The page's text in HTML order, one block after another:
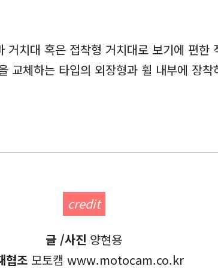
치대 혹은 접착형 거치대로 보기에 편한
교체하는 타입의 외장형과 휠 내부에 장
credit
글 /사진 양현용
협조모토캠 www.motocam.co.kr